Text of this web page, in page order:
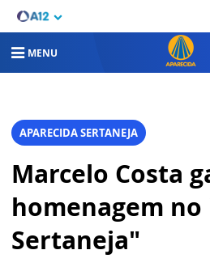
MENU
APARECIDA SERTANEJA
Marcelo Costa
homenagem no
Sertaneja"